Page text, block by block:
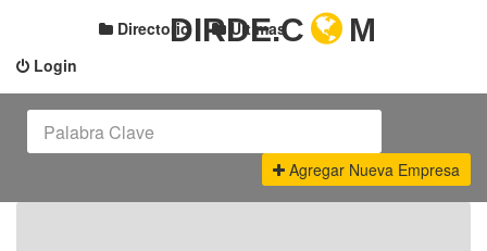
Login
Directorio Últimas
DIRDE.C M
Agregar Nueva Empresa